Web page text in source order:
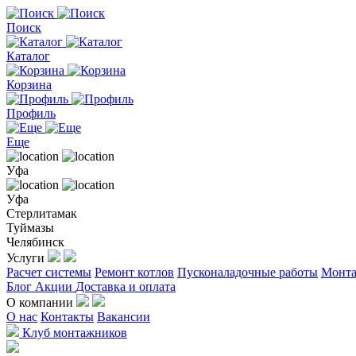
Поиск
Каталог
Корзина
Профиль
Еще
Уфа
Уфа
Стерлитамак
Туймазы
Челябинск
Услуги
Расчет системы Ремонт котлов Пусконаладочные работы
Блог Акции Доставка и оплата
О компании
О нас Контакты Вакансии
Клуб монтажников